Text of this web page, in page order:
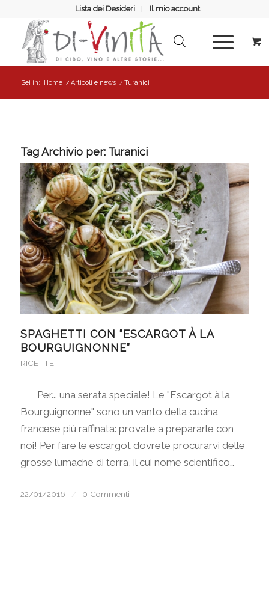
Lista dei Desideri Il mio account
Sei in: Home / Articoli e news / Turanici
Tag Archivio per: Turanici
SPAGHETTI CON “ESCARGOT À LA
BOURGUIGNONNE”
RICETTE
Per... una serata speciale! Le "Escargot à la
Bourguignonne" sono un vanto della cucina
francese più raffinata: provate a prepararle con
noi! Per fare le escargot dovrete procurarvi delle
grosse lumache di terra, il cui nome scientifico…
22/01/2016 / 0 Commenti